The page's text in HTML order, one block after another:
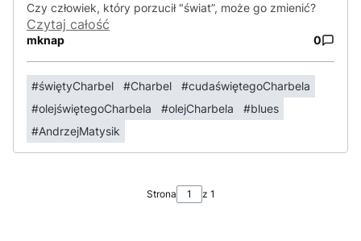
Czy człowiek, który porzucił "świat”, może go zmienić?
Czytaj całość
mknap 0
#świętyCharbel #Charbel
#cudaświętegoCharbela
#olejświętegoCharbela
#olejCharbela
#blues
#AndrzejMatysik
Strona z 1